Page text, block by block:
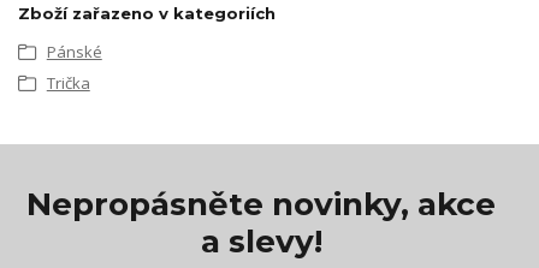
Zboží zařazeno v kategoriích
Pánské
Trička
Nepropásněte novinky, akce
a slevy!